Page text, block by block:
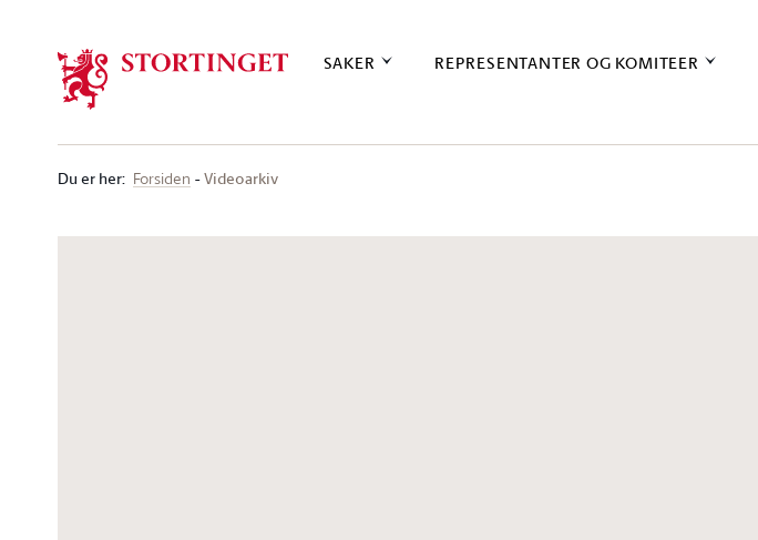
SAKER REPRESENTANTER OG KOMITEER
Du er her: Forsiden Videoarkiv